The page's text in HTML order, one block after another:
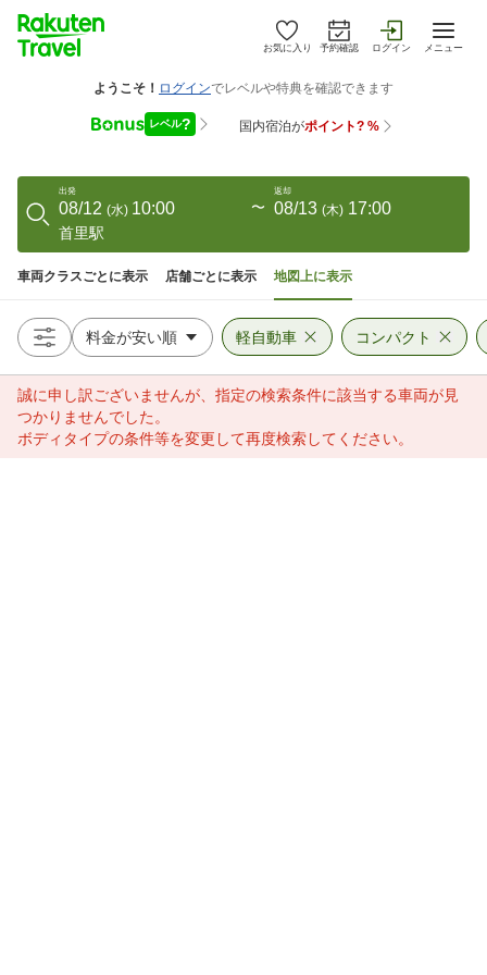
お気に入り 予約確認 ログイン メニュー
出発
08/12 (水) 10:00 〜
返却
08/13 (木) 17:00
首里駅
車両クラスごとに表示 店舗ごとに表示 地図上に表示
軽自動車 コンパクト
誠に申し訳ございませんが、指定の検索条件に該当する車両が見
つかりませんでした。
ボディタイプの条件等を変更して再度検索してください。